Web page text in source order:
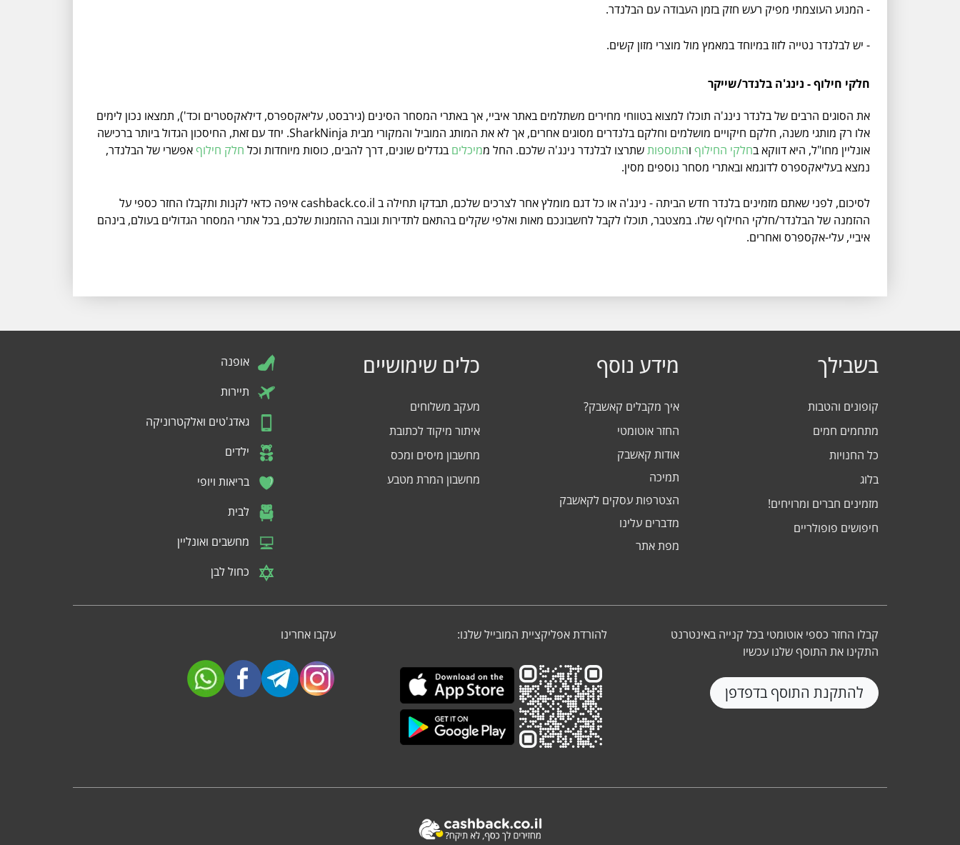
- המנוע העוצמתי מפיק רעש חזק בזמן העבודה עם הבלנדר.
- יש לבלנדר נטייה לזוז במיוחד במאמץ מול מוצרי מזון קשים.
חלקי חילוף - נינג'ה בלנדר/שייקר
את הסוגים הרבים של בלנדר נינג'ה תוכלו למצוא בטווחי מחירים משתלמים באתר איביי, אך באתרי המסחר הסינים (גירבסט, עליאקספרס, דילאקסטרים וכד'), תמצאו נכון לימים
אלו רק מותגי משנה, חלקם חיקויים מושלמים וחלקם בלנדרים מסוגים אחרים, אך לא את המותג המוביל והמקורי מבית SharkNinja. יחד עם זאת, החיסכון הגדול ביותר ברכישה
אונליין מחו"ל, היא דווקא בחלקי החילוף והתוספותשתרצו לבלנדר נינג'ה שלכם. החל ממיכלים בגדלים שונים, דרך להבים, כוסות מיוחדות וכל חלק חילוףאפשרי של הבלנדר,
נמצא בעליאקספרס לדוגמא ובאתרי מסחר נוספים מסין.
לסיכום, לפני שאתם מזמינים בלנדר חדש הביתה - נינג'ה או כל דגם מומלץ אחר לצרכים שלכם, תבדקו תחילה ב cashback.co.il איפה כדאי לקנות ותקבלו החזר כספי על
ההזמנה של הבלנדר/חלקי החילוף שלו. במצטבר, תוכלו לקבל לחשבונכם מאות ואלפי שקלים בהתאם לתדירות וגובה ההזמנות שלכם, בכל אתרי המסחר הגדולים בעולם, בינהם
איביי, עלי-אקספרס ואחרים.
בשבילך
קופונים והטבות
מתחמים חמים
כל החנויות
בלוג
מזמינים חברים ומרויחים!
חיפושים פופולריים
מידע נוסף
איך מקבלים קאשבק?
החזר אוטומטי
אודות קאשבק
תמיכה
הצטרפות עסקים לקאשבק
מדברים עלינו
מפת אתר
כלים שימושיים
מעקב משלוחים
איתור מיקוד לכתובת
מחשבון מיסים ומכס
מחשבון המרת מטבע
אופנה
תיירות
גאדג'טים ואלקטרוניקה
ילדים
בריאות ויופי
לבית
מחשבים ואונליין
כחול לבן
קבלו החזר כספי אוטומטי בכל קנייה באינטרנט
התקינו את התוסף שלנו עכשיו
להתקנת התוסף בדפדפן
להורדת אפליקציית המובייל שלנו: עקבו אחרינו